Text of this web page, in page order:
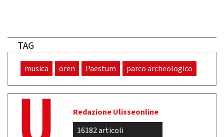
TAG
musica oren Paestum parco archeologico
Redazione Ulisseonline
16182 articoli